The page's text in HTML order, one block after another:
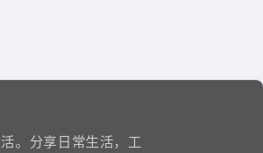
。分享日常生活，工